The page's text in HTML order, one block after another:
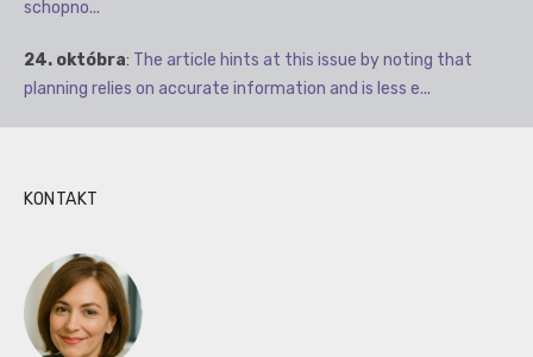
schopno...
24. októbra: The article hints at this issue by noting that
planning relies on accurate information and is less e...
KONTAKT